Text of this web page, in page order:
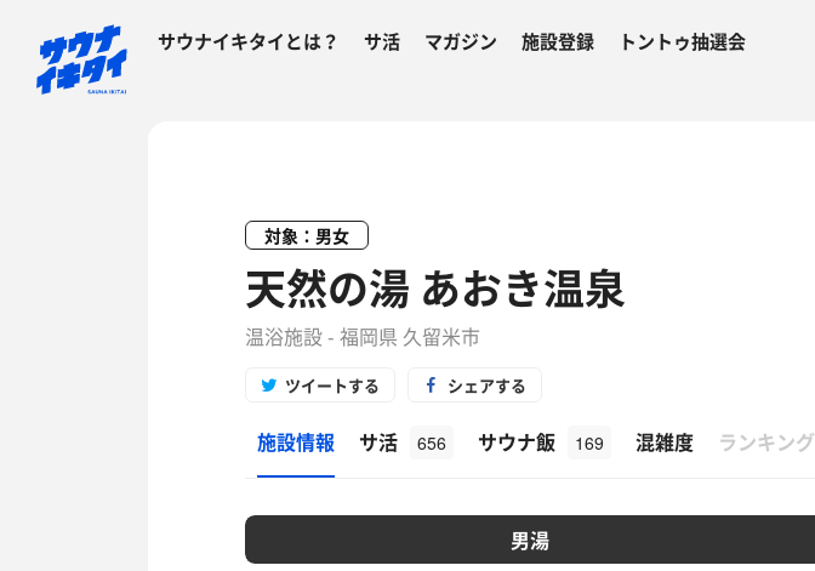
サウナイキタイとは？ サ活 マガジン 施設登録 トントゥ抽選会
対象：男女
天然の湯 あおき温泉
温浴施設 - 福岡県 久留米市
ツイートする シェアする
施設情報 サ活 656 サウナ飯 169 混雑度 ランキング
男湯